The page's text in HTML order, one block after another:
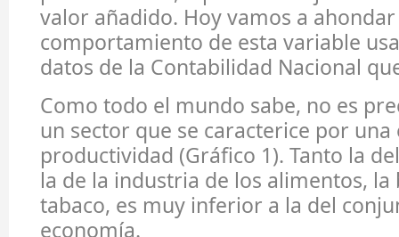
valor añadido. Hoy vamos a
comportamiento de esta variable
datos de la Contabilidad Nacional
Como todo el mundo sabe, no es
un sector que se caracterice por una
productividad (Gráfico 1). Tanto la
la de la industria de los alimentos, la
tabaco, es muy inferior a la del
economía.